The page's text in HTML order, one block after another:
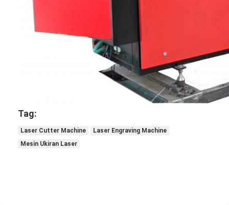
Tag:
Laser Cutter Machine
Laser Engraving Machine
Mesin Ukiran Laser